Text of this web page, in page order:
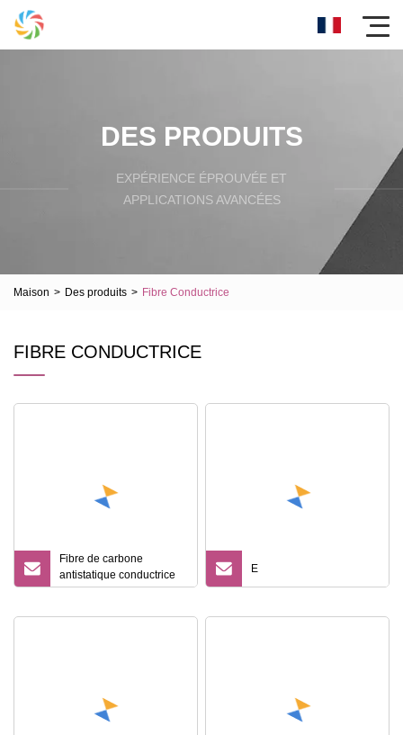
DES PRODUITS
EXPÉRIENCE ÉPROUVÉE ET
APPLICATIONS AVANCÉES
Maison > Des produits > Fibre Conductrice
FIBRE CONDUCTRICE
Fibre de carbone
antistatique conductrice
en fibre de carbone
E